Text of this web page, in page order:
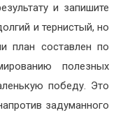
и запишите
и тернистый, но
план составлен по
полезных
победу. Это
задуманного